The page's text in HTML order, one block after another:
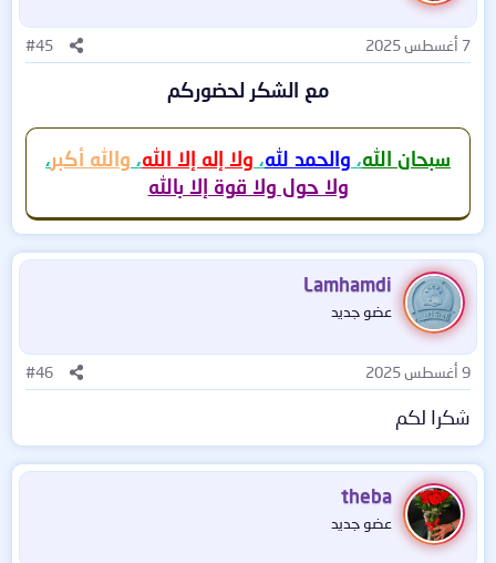
7 أغسطس 2025 #45
مع الشكر لحضوركم
سبحان الله، والحمد لله، ولا إله إلا الله، والله أكبر،
ولا حول ولا قوة إلا بالله
Lamhamdi
عضو جديد
9 أغسطس 2025 #46
شكرا لكم
theba
عضو جديد